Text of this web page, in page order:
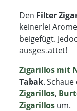
Den Filter
keinerlei
beigefügt.
ausgestattet!
Zigarillos mit
Tabak.
Zigarillos,
Zigarillos um.